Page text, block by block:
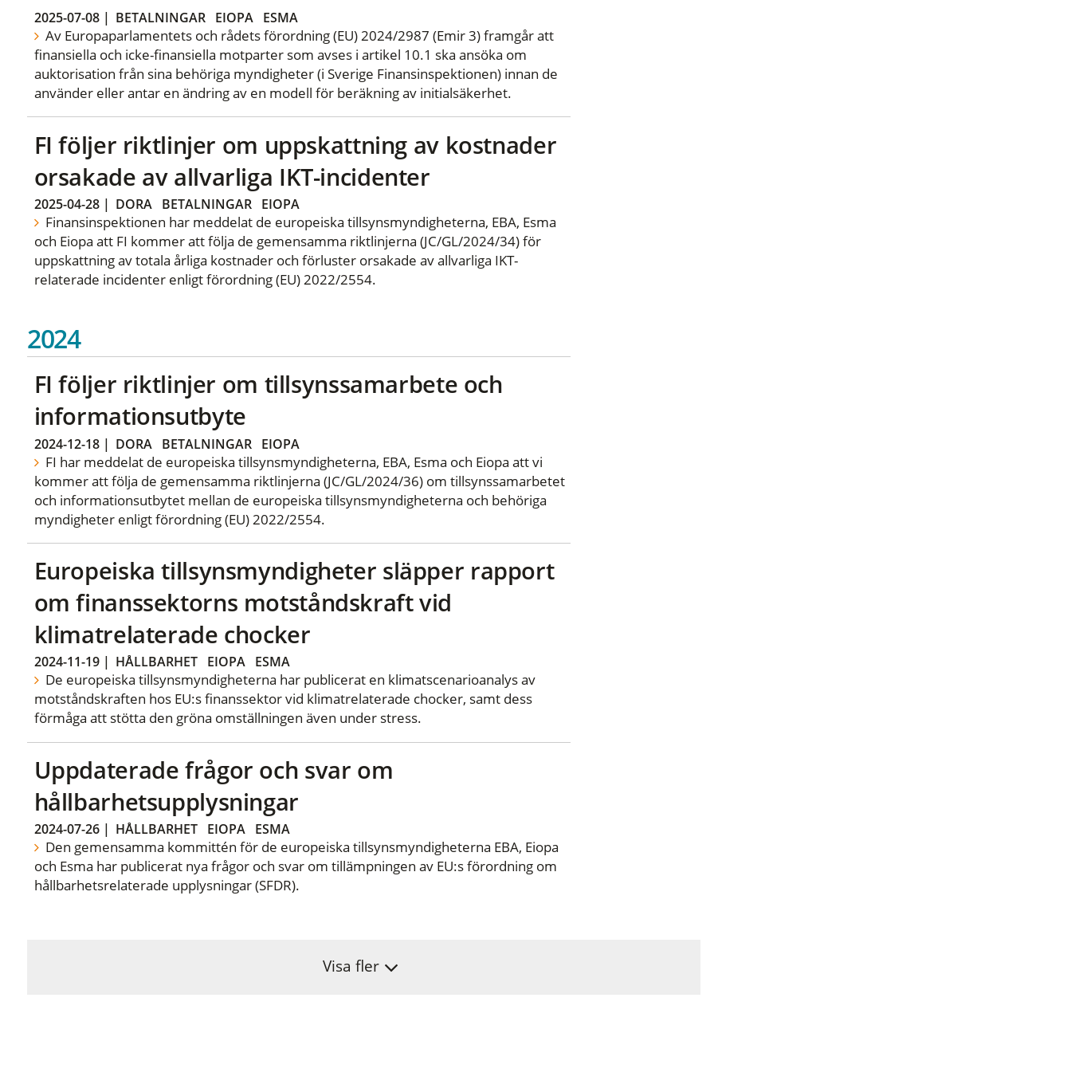
2025-07-08| BETALNINGAR EIOPA ESMA
Av Europaparlamentets och rådets förordning (EU) 2024/2987 (Emir 3) framgår att
finansiella och icke-finansiella motparter som avses i artikel 10.1 ska ansöka om
auktorisation från sina behöriga myndigheter (i Sverige Finansinspektionen) innan de
använder eller antar en ändring av en modell för beräkning av initialsäkerhet.
FI följer riktlinjer om uppskattning av kostnader
orsakade av allvarliga IKT-incidenter
2025-04-28| DORA BETALNINGAR EIOPA
Finansinspektionen har meddelat de europeiska tillsynsmyndigheterna, EBA, Esma
och Eiopa att FI kommer att följa de gemensamma riktlinjerna (JC/GL/2024/34) för
uppskattning av totala årliga kostnader och förluster orsakade av allvarliga IKT-
relaterade incidenter enligt förordning (EU) 2022/2554.
2024
FI följer riktlinjer om tillsynssamarbete och
informationsutbyte
2024-12-18| DORA BETALNINGAR EIOPA
FI har meddelat de europeiska tillsynsmyndigheterna, EBA, Esma och Eiopa att vi
kommer att följa de gemensamma riktlinjerna (JC/GL/2024/36) om tillsynssamarbetet
och informationsutbytet mellan de europeiska tillsynsmyndigheterna och behöriga
myndigheter enligt förordning (EU) 2022/2554.
Europeiska tillsynsmyndigheter släpper rapport
om finanssektorns motståndskraft vid
klimatrelaterade chocker
2024-11-19| HÅLLBARHET EIOPA ESMA
De europeiska tillsynsmyndigheterna har publicerat en klimatscenarioanalys av
motståndskraften hos EU:s finanssektor vid klimatrelaterade chocker, samt dess
förmåga att stötta den gröna omställningen även under stress.
Uppdaterade frågor och svar om
hållbarhetsupplysningar
2024-07-26| HÅLLBARHET EIOPA ESMA
Den gemensamma kommittén för de europeiska tillsynsmyndigheterna EBA, Eiopa
och Esma har publicerat nya frågor och svar om tillämpningen av EU:s förordning om
hållbarhetsrelaterade upplysningar (SFDR).
Visa fler